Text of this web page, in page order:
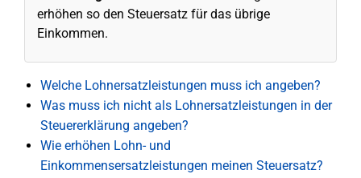
erhöhen so den Steuersatz für das übrige
Einkommen.
Welche Lohnersatzleistungen muss ich angeben?
Was muss ich nicht als Lohnersatzleistungen in der
Steuererklärung angeben?
Wie erhöhen Lohn- und
Einkommensersatzleistungen meinen Steuersatz?